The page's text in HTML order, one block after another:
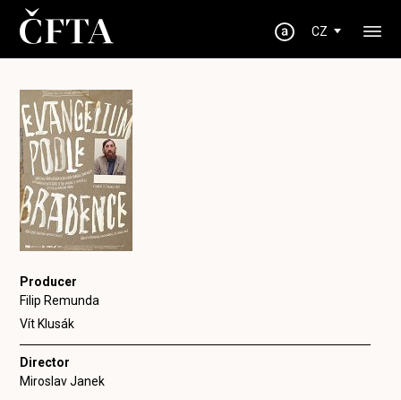
CZ
Producer
Filip Remunda
Vít Klusák
Director
Miroslav Janek